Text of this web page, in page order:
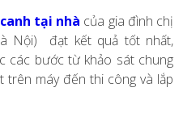
tại nhà của gia đình chị
Nội)
đạt kết quả tốt nhất,
các bước từ khảo sát chung
trên máy đến thi công và lắp